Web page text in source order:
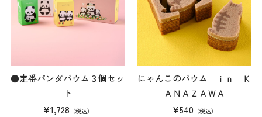
●定番パンダバウム３個セッ
ト
¥1,728 （税込）
にゃんこのバウム ｉｎ Ｋ
ＡＮＡＺＡＷＡ
¥540 （税込）